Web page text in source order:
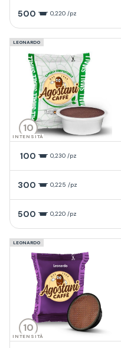
500 0,220 /pz
LEONARDO
10
INTENSITÀ
100 0,230 /pz
300 0,225 /pz
500 0,220 /pz
LEONARDO
10
INTENSITÀ